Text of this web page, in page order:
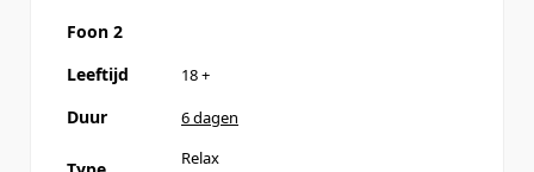
Foon 2
Leeftijd
18+
Duur 6 dagen
Relax